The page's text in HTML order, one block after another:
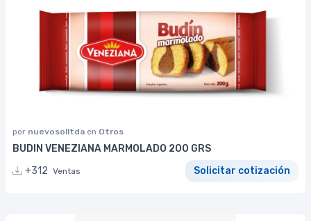
por nuevosolltda en Otros
BUDIN VENEZIANA MARMOLADO 200 GRS
+312 Ventas Solicitar cotización